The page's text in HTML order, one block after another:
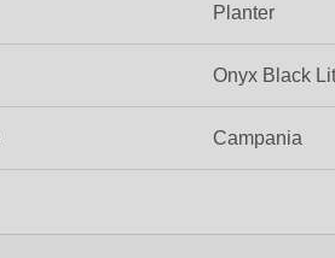
Planter
Onyx Black
Campania